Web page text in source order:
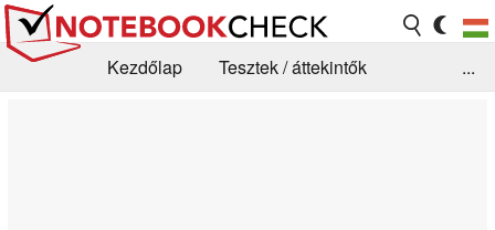
Kezdőlap
Tesztek / áttekintők
...